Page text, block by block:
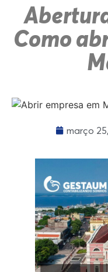
Como
março